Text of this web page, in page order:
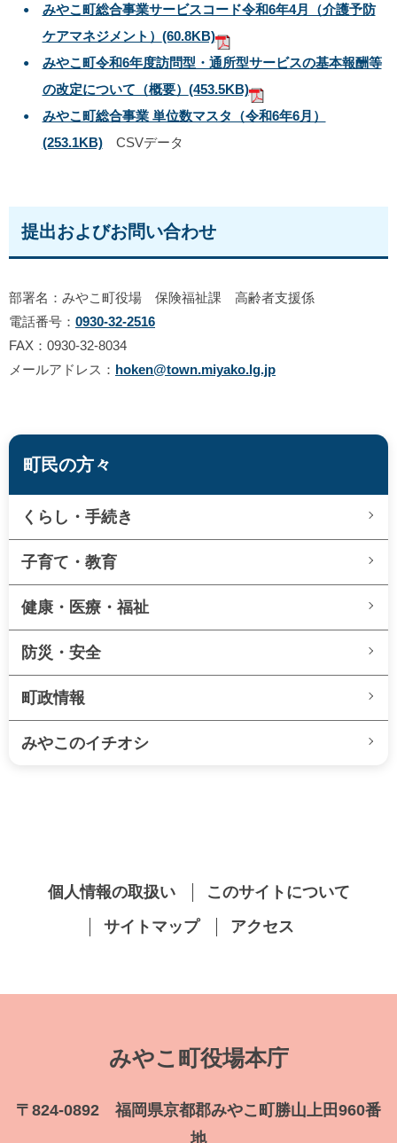
みやこ町総合事業サービスコード令和6年4月（介護予防
ケアマネジメント） (60.8KB)
みやこ町令和6年度訪問型・通所型サービスの基本報酬等
の改定について（概要） (453.5KB)
みやこ町総合事業 単位数マスタ（令和6年6月）
(253.1KB)CSVデータ
提出およびお問い合わせ
部署名：みやこ町役場 保険福祉課 高齢者支援係
電話番号： 0930-32-2516
FAX：0930-32-8034
メールアドレス： hoken@town.miyako.lg.jp
町民の方々
くらし・手続き
子育て・教育
健康・医療・福祉
防災・安全
町政情報
みやこのイチオシ
個人情報の取扱い
このサイトについて
サイトマップ
アクセス
みやこ町役場本庁
〒824-0892 福岡県京都郡みやこ町勝山上田960番
地